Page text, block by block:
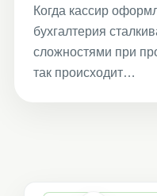
Когда кассир
бухгалтерия
сложностями при
так происходит…